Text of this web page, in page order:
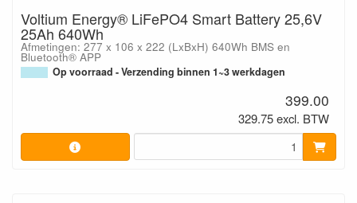
Voltium Energy® LiFePO4 Smart Battery 25,6V
25Ah 640Wh
Afmetingen: 277 x 106 x 222 (LxBxH) 640Wh BMS en
Bluetooth® APP
Op voorraad - Verzending binnen 1~3 werkdagen
399.00
329.75 excl. BTW